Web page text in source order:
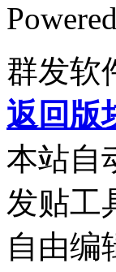
群发软
返回版
本站自
发贴工
自由编